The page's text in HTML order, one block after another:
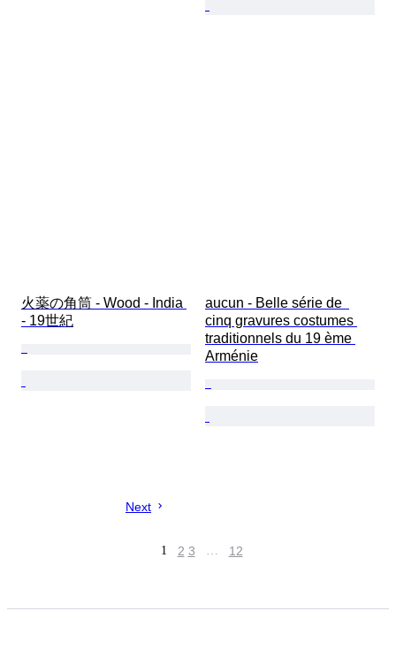
火薬の角筒 - Wood - India
- 19世紀
aucun - Belle série de
cinq gravures costumes
traditionnels du 19 ème
Arménie
Next
1 2 3 … 12